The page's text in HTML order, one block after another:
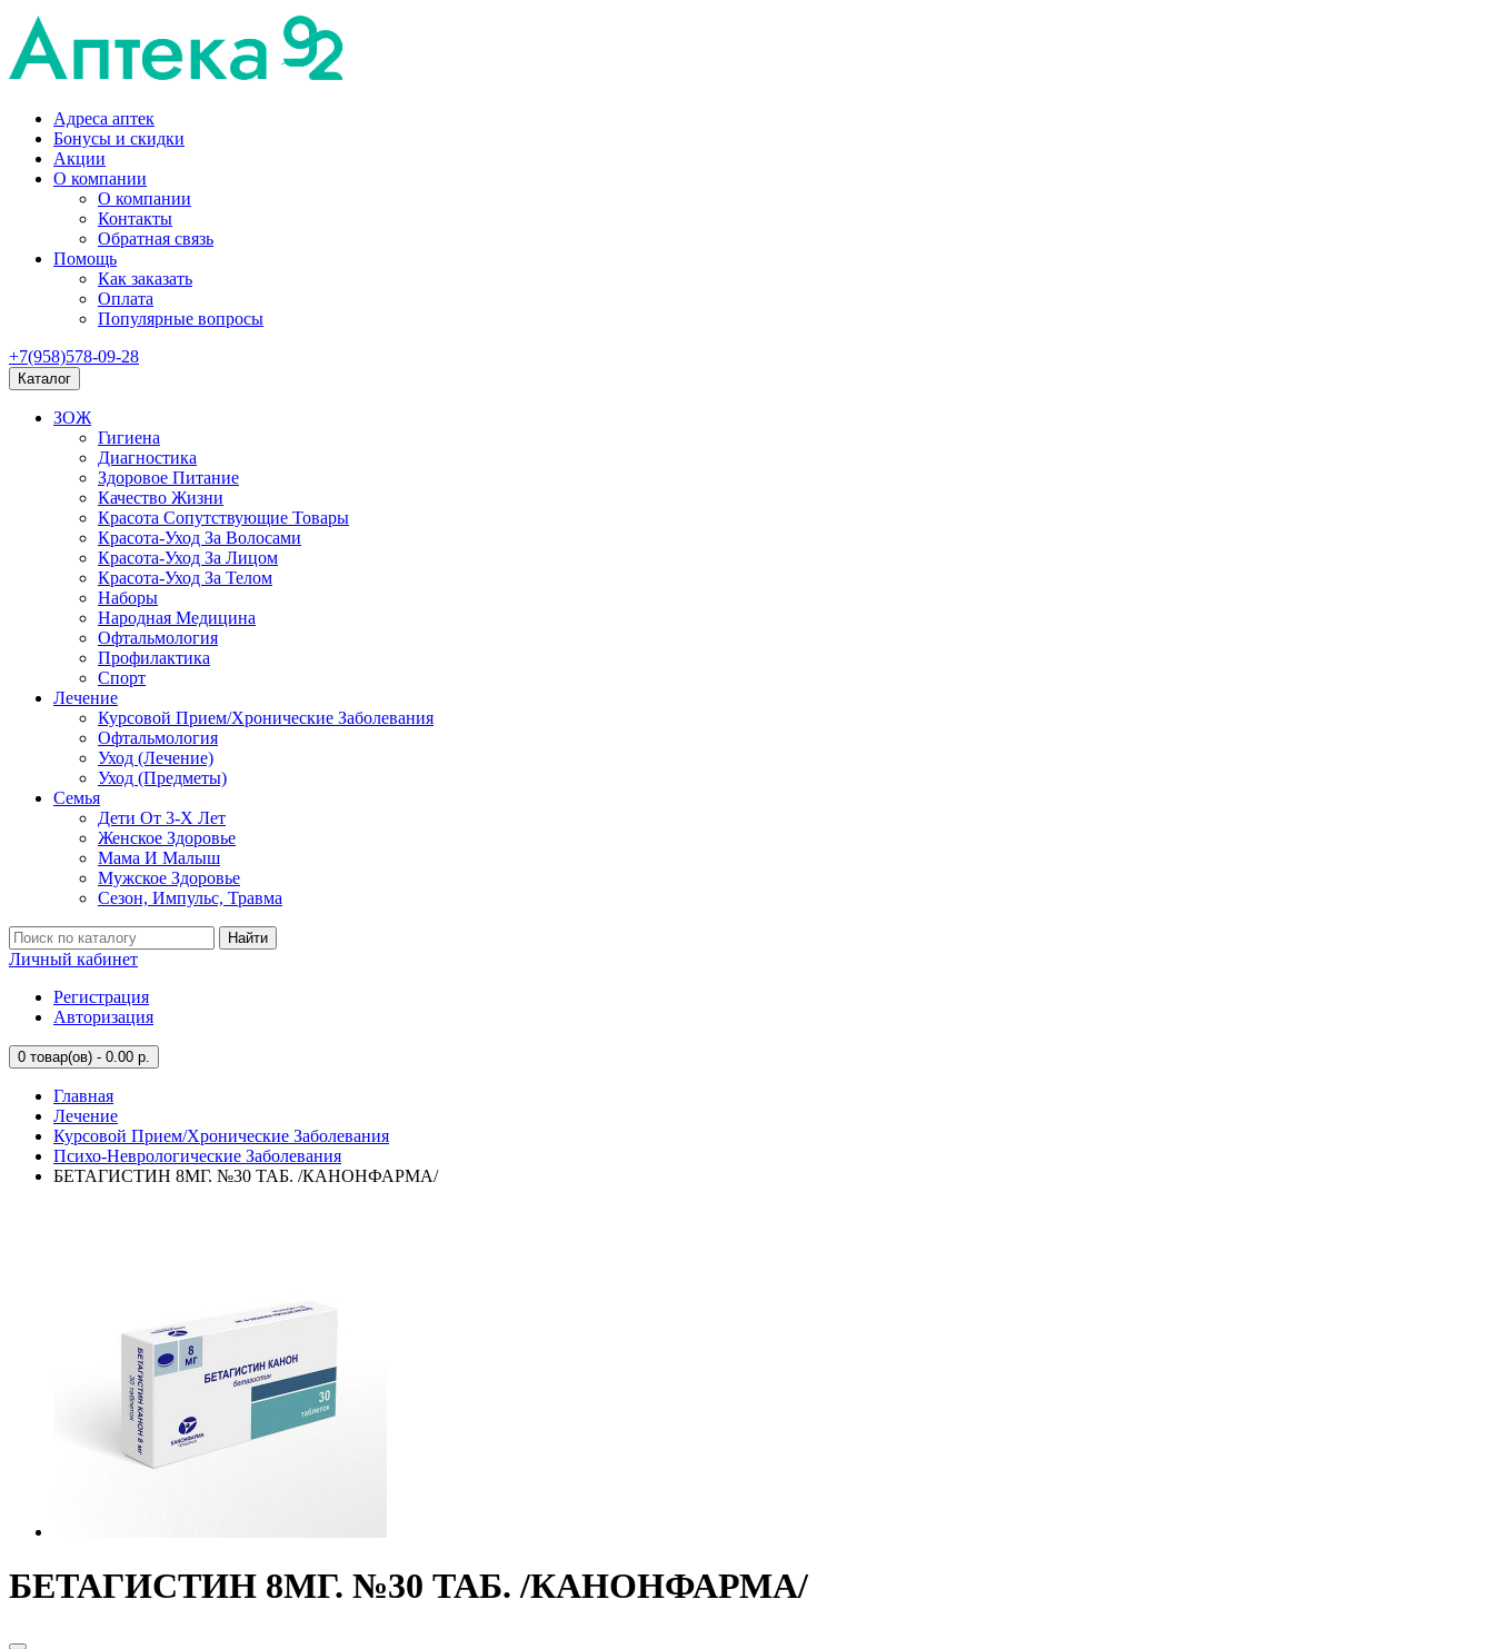
Адреса аптек
Бонусы и скидки
Акции
О компании
О компании
Контакты
Обратная связь
Помощь
Как заказать
Оплата
Популярные вопросы
+7(958)578-09-28
Каталог
ЗОЖ
Гигиена
Диагностика
Здоровое Питание
Качество Жизни
Красота Сопутствующие Товары
Красота-Уход За Волосами
Красота-Уход За Лицом
Красота-Уход За Телом
Наборы
Народная Медицина
Офтальмология
Профилактика
Спорт
Лечение
Курсовой Прием/Хронические Заболевания
Офтальмология
Уход (Лечение)
Уход (Предметы)
Семья
Дети От 3-Х Лет
Женское Здоровье
Мама И Малыш
Мужское Здоровье
Сезон, Импульс, Травма
Найти
Личный кабинет
Регистрация
Авторизация
0 товар(ов) - 0.00 р.
Главная
Лечение
Курсовой Прием/Хронические Заболевания
Психо-Неврологические Заболевания
БЕТАГИСТИН 8МГ. №30 ТАБ. /КАНОНФАРМА/
БЕТАГИСТИН 8МГ. №30 ТАБ. /КАНОНФАРМА/